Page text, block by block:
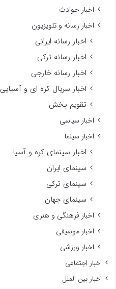
اخبار حوادث
اخبار رسانه و تلویزیون
اخبار رسانه ایرانی
اخبار رسانه ترکی
اخبار رسانه خارجی
اخبار سریال کره ای و آسیایی
تقویم پخش
اخبار سیاسی
اخبار سینما
اخبار سینمای کره و آسیا
سینمای ایران
سینمای ترکی
سینمای جهان
اخبار فرهنگی و هنری
اخبار موسیقی
اخبار ورزشی
اخبار اجتماعی
اخبار بین الملل